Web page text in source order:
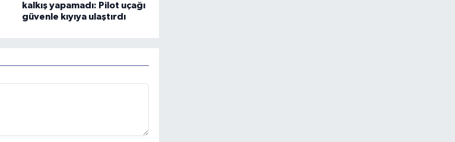
kalkış yapamadı: Pilot uçağı
güvenle kıyıya ulaştırdı